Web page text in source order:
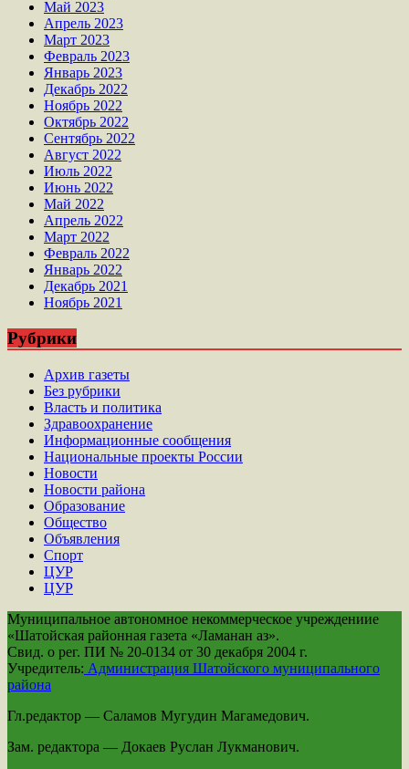
Май 2023
Апрель 2023
Март 2023
Февраль 2023
Январь 2023
Декабрь 2022
Ноябрь 2022
Октябрь 2022
Сентябрь 2022
Август 2022
Июль 2022
Июнь 2022
Май 2022
Апрель 2022
Март 2022
Февраль 2022
Январь 2022
Декабрь 2021
Ноябрь 2021
Рубрики
Архив газеты
Без рубрики
Власть и политика
Здравоохранение
Информационные сообщения
Национальные проекты России
Новости
Новости района
Образование
Общество
Объявления
Спорт
ЦУР
ЦУР
Муниципальное автономное некоммерческое учреждениие
«Шатойская районная газета «Ламанан аз».
Свид. о рег. ПИ № 20-0134 от 30 декабря 2004 г.
Учредитель: Администрация Шатойского муниципального
района
Гл.редактор — Саламов Мугудин Магамедович.
Зам. редактора — Докаев Руслан Лукманович.